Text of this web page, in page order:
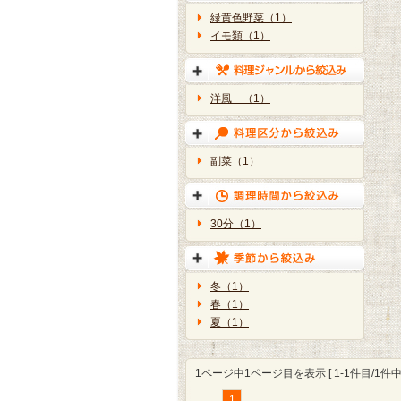
緑黄色野菜（1）
イモ類（1）
洋風 （1）
副菜（1）
30分（1）
冬（1）
春（1）
夏（1）
1ページ中1ページ目を表示 [ 1-1件目/1件